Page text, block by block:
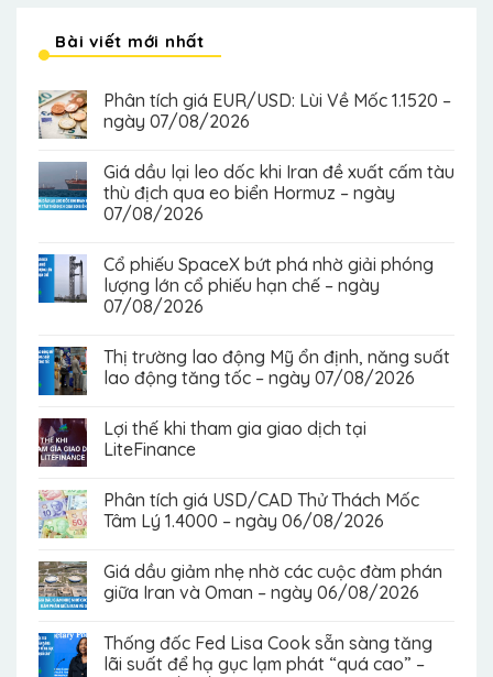
Bài viết mới nhất
Phân tích giá EUR/USD: Lùi Về Mốc 1.1520 –
ngày 07/08/2026
Giá dầu lại leo dốc khi Iran đề xuất cấm tàu
thù địch qua eo biển Hormuz – ngày
07/08/2026
Cổ phiếu SpaceX bứt phá nhờ giải phóng
lượng lớn cổ phiếu hạn chế – ngày
07/08/2026
Thị trường lao động Mỹ ổn định, năng suất
lao động tăng tốc – ngày 07/08/2026
Lợi thế khi tham gia giao dịch tại
LiteFinance
Phân tích giá USD/CAD Thử Thách Mốc
Tâm Lý 1.4000 – ngày 06/08/2026
Giá dầu giảm nhẹ nhờ các cuộc đàm phán
giữa Iran và Oman – ngày 06/08/2026
Thống đốc Fed Lisa Cook sẵn sàng tăng
lãi suất để hạ gục lạm phát “quá cao” –